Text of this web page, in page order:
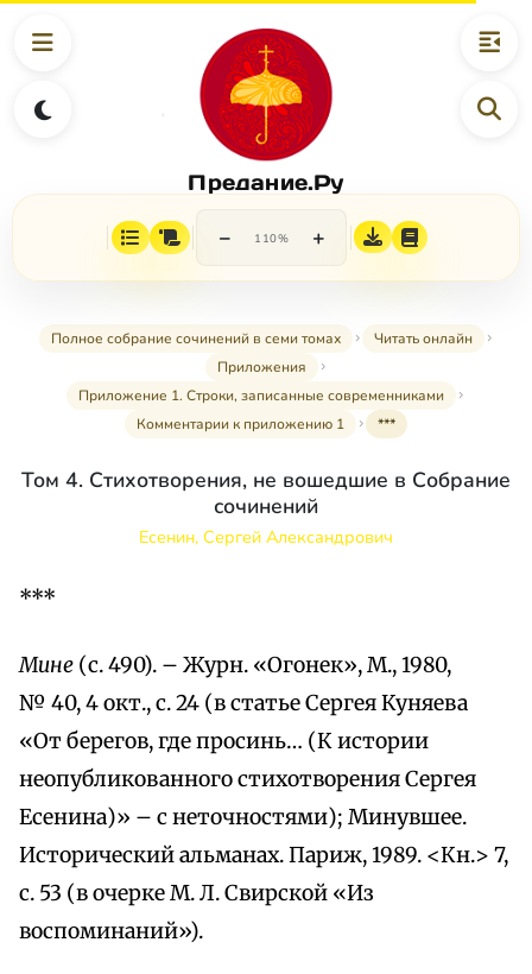
Предание.Ру
− 110% +
Полное собрание сочинений в семи томах
Читать онлайн
Приложения
Приложение 1. Строки, записанные современниками
Комментарии к приложению 1
***
Том 4. Стихотворения, не вошедшие в Собрание
сочинений
Есенин, Сергей Александрович
***
Мине (с. 490). – Журн. «Огонек», М., 1980,
№ 40, 4 окт., с. 24 (в статье Сергея Куняева
«От берегов, где просинь… (К истории
неопубликованного стихотворения Сергея
Есенина)» – с неточностями); Минувшее.
Исторический альманах. Париж, 1989. <Кн.> 7,
с. 53 (в очерке М. Л. Свирской «Из
воспоминаний»).